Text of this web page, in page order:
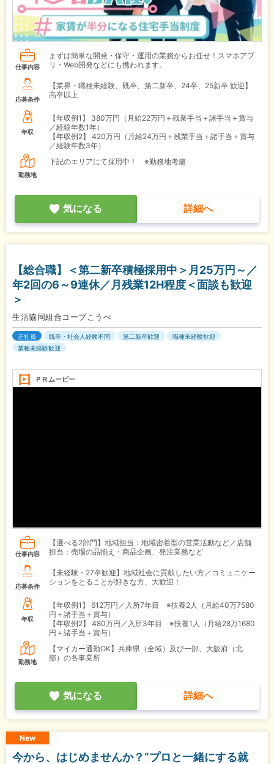
仕事内容
まずは簡単な開発・保守・運用の業務からお任せ！スマホアプ
リ・Web開発などにも携われます。
応募条件
【業界・職種未経験、既卒、第二新卒、24卒、25新卒 歓迎】
高卒以上
年収
【年収例1】
380万円（月給22万円＋残業手当＋諸手当＋賞与
／経験年数1年）
【年収例2】
420万円（月給24万円＋残業手当＋諸手当＋賞与
／経験年数3年）
勤務地
下記のエリアにて採用中！ ※勤務地考慮
気になる 詳細へ
【総合職】＜第二新卒積極採用中＞月25万円～／
年2回の6～9連休／月残業12H程度＜面談も歓迎
＞
生活協同組合コープこうべ
正社員 既卒・社会人経験不問 第二新卒歓迎
職種未経験歓迎
業種未経験歓迎
ＰＲムービー
仕事内容
【選べる2部門】地域担当：地域密着型の営業活動など／店舗
担当：売場の品揃え・商品企画、発注業務など
応募条件
【未経験・27卒歓迎】地域社会に貢献したい方／コミュニケー
ションをとることが好きな方、大歓迎！
年収
【年収例1】
612万円／入所7年目 ※扶養2人（月給40万7580
円＋諸手当＋賞与）
【年収例2】
480万円／入所3年目 ※扶養1人（月給28万1680
円＋諸手当＋賞与）
勤務地
【マイカー通勤OK】兵庫県（全域）及び一部、大阪府（北
部）の各事業所
気になる 詳細へ
New
今から、はじめませんか？“プロと一緒にする就